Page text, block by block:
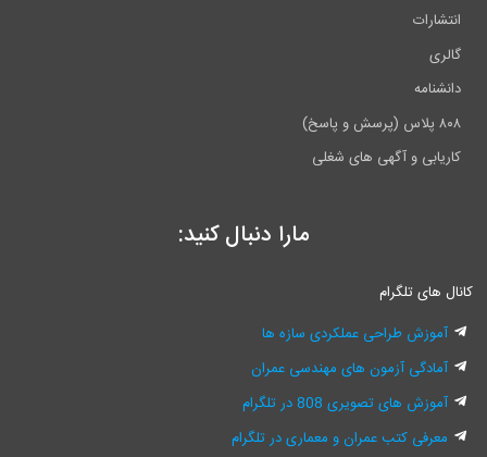
انتشارات
گالری
دانشنامه
۸۰۸ پلاس (پرسش و پاسخ)
کاریابی و آگهی های شغلی
مارا دنبال کنید:
کانال های تلگرام
آموزش طراحی عملکردی سازه ها
آمادگی آزمون های مهندسی عمران
آموزش های تصویری 808 در تلگرام
معرفی کتب عمران و معماری در تلگرام